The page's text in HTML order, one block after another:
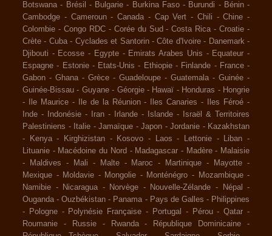
Botswana - Brésil - Bulgarie - Burkina Faso - Burundi - Bénin -
Cambodge - Cameroun - Canada - Cap Vert - Chili -Chine -
Colombie - Congo RDC - Corée du Sud -Costa Rica -Croatie -
Crète - Cuba - Cyclades et Santorin -Côte d'Ivoire - Danemark -
Djibouti - Ecosse - Egypte - Emirats Arabes Unis - Equateur -
Espagne - Estonie - Etats-Unis - Ethiopie - Finlande - France -
Gabon - Ghana - Grèce - Guadeloupe - Guatemala - Guinée -
Guinée-Bissau - Guyane - Géorgie - Hawaï - Honduras - Hongrie
-
Ile Maurice - Ile de la Réunion - Iles Canaries - Iles Féroé -
Inde - Indonésie - Iran - Irlande - Islande -
Israël & Territoires
Palestiniens - Italie - Jamaïque - Japon - Jordanie - Kazakhstan
-
Kenya - Kirghizistan - Kosovo - Laos - Lettonie - Liban -
Lituanie - Macédoine du Nord - Madagascar - Madère - Malaisie
-
Maldives - Mali - Malte - Maroc - Martinique - Mayotte -
Mexique - Moldavie - Mongolie - Monténégro - Mozambique -
Namibie - Nicaragua - Norvège - Nouvelle-Zélande - Népal
-
Ouganda -Ouzbékistan - Panama - Pays de Galles - Philippines
-
Pologne - Polynésie Française - Portugal - Pérou -Qatar -
Roumanie
- Russie - Rwanda - République Dominicaine
-